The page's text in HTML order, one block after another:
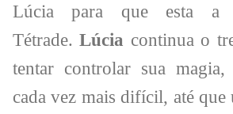
Lúcia para que esta a
Tétrade.Lúcia continua o
tentar controlar sua
cada vez mais difícil, até